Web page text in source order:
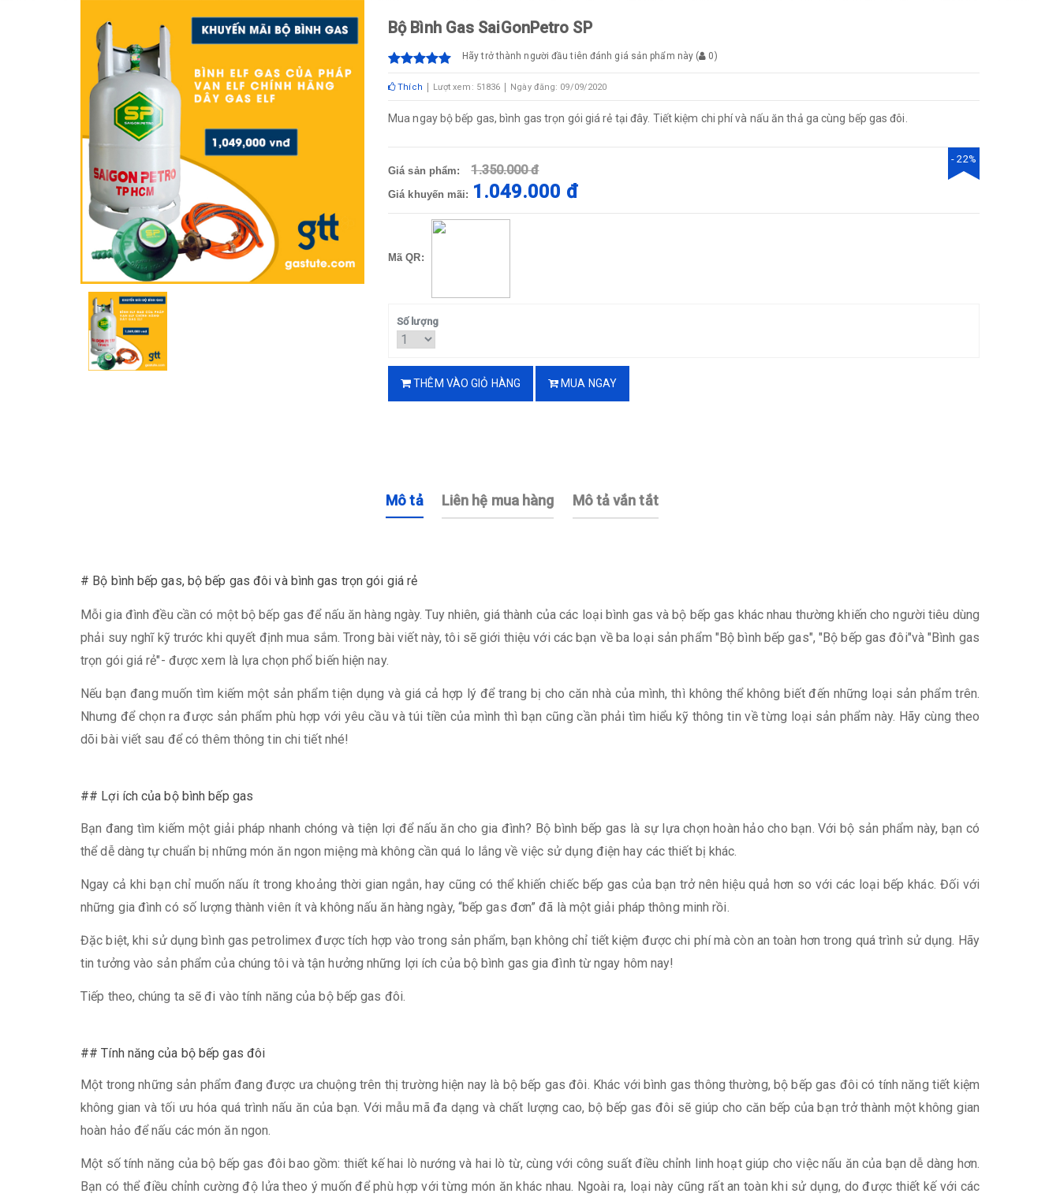
Bộ Bình Gas SaiGonPetro SP
Hãy trở thành người đầu tiên đánh giá sản phẩm này ( 0)
Thích Lượt xem: 51836 Ngày đăng: 09/09/2020
Mua ngay bộ bếp gas, bình gas trọn gói giá rẻ tại đây. Tiết kiệm chi phí và nấu ăn thả ga cùng bếp gas đôi.
Giá sản phẩm: 1.350.000 đ
Giá khuyến mãi: 1.049.000 đ
- 22%
Mã QR:
Số lượng
THÊM VÀO GIỎ HÀNG MUA NGAY
Mô tả Liên hệ mua hàng Mô tả vắn tắt
# Bộ bình bếp gas, bộ bếp gas đôi và bình gas trọn gói giá rẻ
Mỗi gia đình đều cần có một bộ bếp gas để nấu ăn hàng ngày. Tuy nhiên, giá thành của các loại bình gas và bộ bếp gas khác nhau thường khiến cho người tiêu dùng
phải suy nghĩ kỹ trước khi quyết định mua sắm. Trong bài viết này, tôi sẽ giới thiệu với các bạn về ba loại sản phẩm "Bộ bình bếp gas", "Bộ bếp gas đôi"và "Bình gas
trọn gói giá rẻ"- được xem là lựa chọn phổ biến hiện nay.
Nếu bạn đang muốn tìm kiếm một sản phẩm tiện dụng và giá cả hợp lý để trang bị cho căn nhà của mình, thì không thể không biết đến những loại sản phẩm trên.
Nhưng để chọn ra được sản phẩm phù hợp với yêu cầu và túi tiền của mình thì bạn cũng cần phải tìm hiểu kỹ thông tin về từng loại sản phẩm này. Hãy cùng theo
dõi bài viết sau để có thêm thông tin chi tiết nhé!
## Lợi ích của bộ bình bếp gas
Bạn đang tìm kiếm một giải pháp nhanh chóng và tiện lợi để nấu ăn cho gia đình? Bộ bình bếp gas là sự lựa chọn hoàn hảo cho bạn. Với bộ sản phẩm này, bạn có
thể dễ dàng tự chuẩn bị những món ăn ngon miệng mà không cần quá lo lắng về việc sử dụng điện hay các thiết bị khác.
Ngay cả khi bạn chỉ muốn nấu ít trong khoảng thời gian ngắn, hay cũng có thể khiến chiếc bếp gas của bạn trở nên hiệu quả hơn so với các loại bếp khác. Đối với
những gia đình có số lượng thành viên ít và không nấu ăn hàng ngày, “bếp gas đơn” đã là một giải pháp thông minh rồi.
Đặc biệt, khi sử dụng bình gas petrolimex được tích hợp vào trong sản phẩm, bạn không chỉ tiết kiệm được chi phí mà còn an toàn hơn trong quá trình sử dụng. Hãy
tin tưởng vào sản phẩm của chúng tôi và tận hưởng những lợi ích của bộ bình gas gia đình từ ngay hôm nay!
Tiếp theo, chúng ta sẽ đi vào tính năng của bộ bếp gas đôi.
## Tính năng của bộ bếp gas đôi
Một trong những sản phẩm đang được ưa chuộng trên thị trường hiện nay là bộ bếp gas đôi. Khác với bình gas thông thường, bộ bếp gas đôi có tính năng tiết kiệm
không gian và tối ưu hóa quá trình nấu ăn của bạn. Với mẫu mã đa dạng và chất lượng cao, bộ bếp gas đôi sẽ giúp cho căn bếp của bạn trở thành một không gian
hoàn hảo để nấu các món ăn ngon.
Một số tính năng của bộ bếp gas đôi bao gồm: thiết kế hai lò nướng và hai lò từ, cùng với công suất điều chỉnh linh hoạt giúp cho việc nấu ăn của bạn dễ dàng hơn.
Bạn có thể điều chỉnh cường độ lửa theo ý muốn để phù hợp với từng món ăn khác nhau. Ngoài ra, loại này cũng rất an toàn khi sử dụng, do được thiết kế với các